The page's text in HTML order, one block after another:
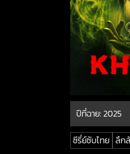
ปีที่ฉาย:2025
ซีรี่ย์ซับไทย ลึก